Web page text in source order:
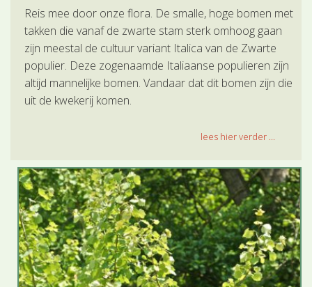
Reis mee door onze flora. De smalle, hoge bomen met
takken die vanaf de zwarte stam sterk omhoog gaan
zijn meestal de cultuur variant Italica van de Zwarte
populier. Deze zogenaamde Italiaanse populieren zijn
altijd mannelijke bomen. Vandaar dat dit bomen zijn die
uit de kwekerij komen.
lees hier verder ...